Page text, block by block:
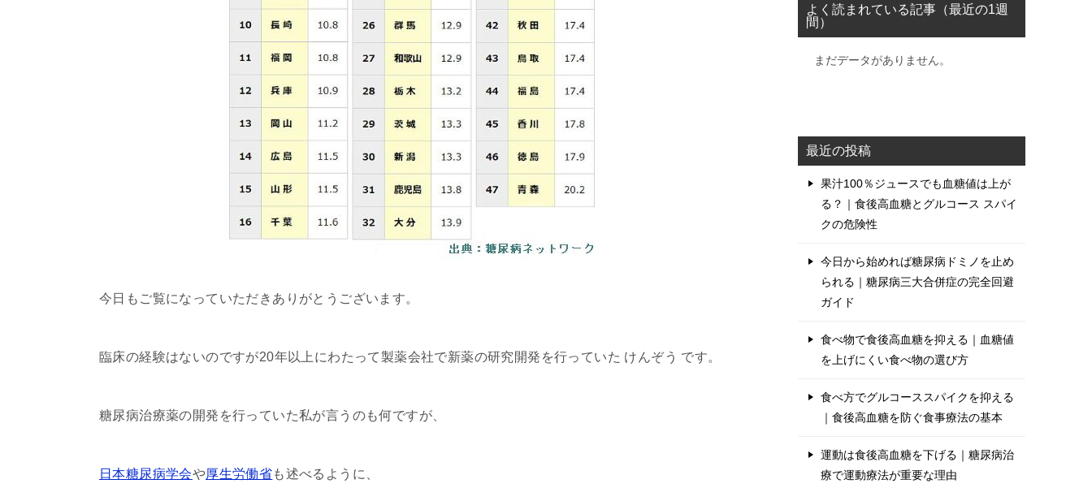
今日もご覧になっていただきありがとうございます。
臨床の経験はないのですが20年以上にわたって製薬会社で新薬の研究開発を行っていた けんぞう です。
糖尿病治療薬の開発を行っていた私が言うのも何ですが、
日本糖尿病学会や厚生労働省も述べるように、
よく読まれている記事（最近の1週
間）
まだデータがありません。
最近の投稿
果汁100％ジュースでも血糖値は上が
る？｜食後高血糖とグルコース スパイ
クの危険性
今日から始めれば糖尿病ドミノを止め
られる｜糖尿病三大合併症の完全回避
ガイド
食べ物で食後高血糖を抑える｜血糖値
を上げにくい食べ物の選び方
食べ方でグルコーススパイクを抑える
｜食後高血糖を防ぐ食事療法の基本
運動は食後高血糖を下げる｜糖尿病治
療で運動療法が重要な理由